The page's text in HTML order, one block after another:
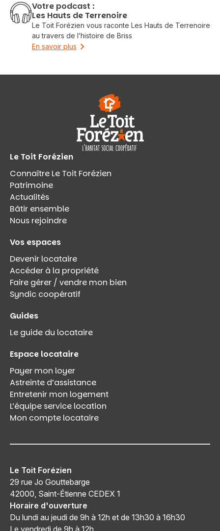
Votre podcast :
Les Hauts de Terrenoire
Le Toit Forézien vous raconte Les Hauts de Terrenoire
au travers de l’histoire de Briss
En savoir plus
Le Toit Forézien
Connaître Le Toit Forézien
Patrimoine
Actualités
Bâtir ensemble
Nous rejoindre
Vos espaces
Devenir locataire
Accéder à la propriété
Faire gérer / vendre mon bien
Syndic coopératif
Guides
Le guide du locataire
Espace locataire
Payer mon loyer
Astreinte d’assistance
Entretenir mon logement
L’équipe service location
Mon compte locataire
Le Toit Forézien
29 rue Jo Gouttebarge
42000, Saint-Étienne CEDEX 1
Horaire d'ouverture
Du lundi au jeudi de 9h à 12h et de 13h30 à 16h30